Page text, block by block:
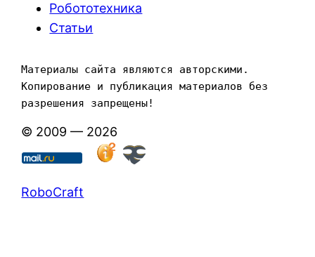
Робототехника
Статьи
Материалы сайта являются авторскими.
Копирование и публикация материалов без
разрешения запрещены!
© 2009 — 2026
RoboCraft